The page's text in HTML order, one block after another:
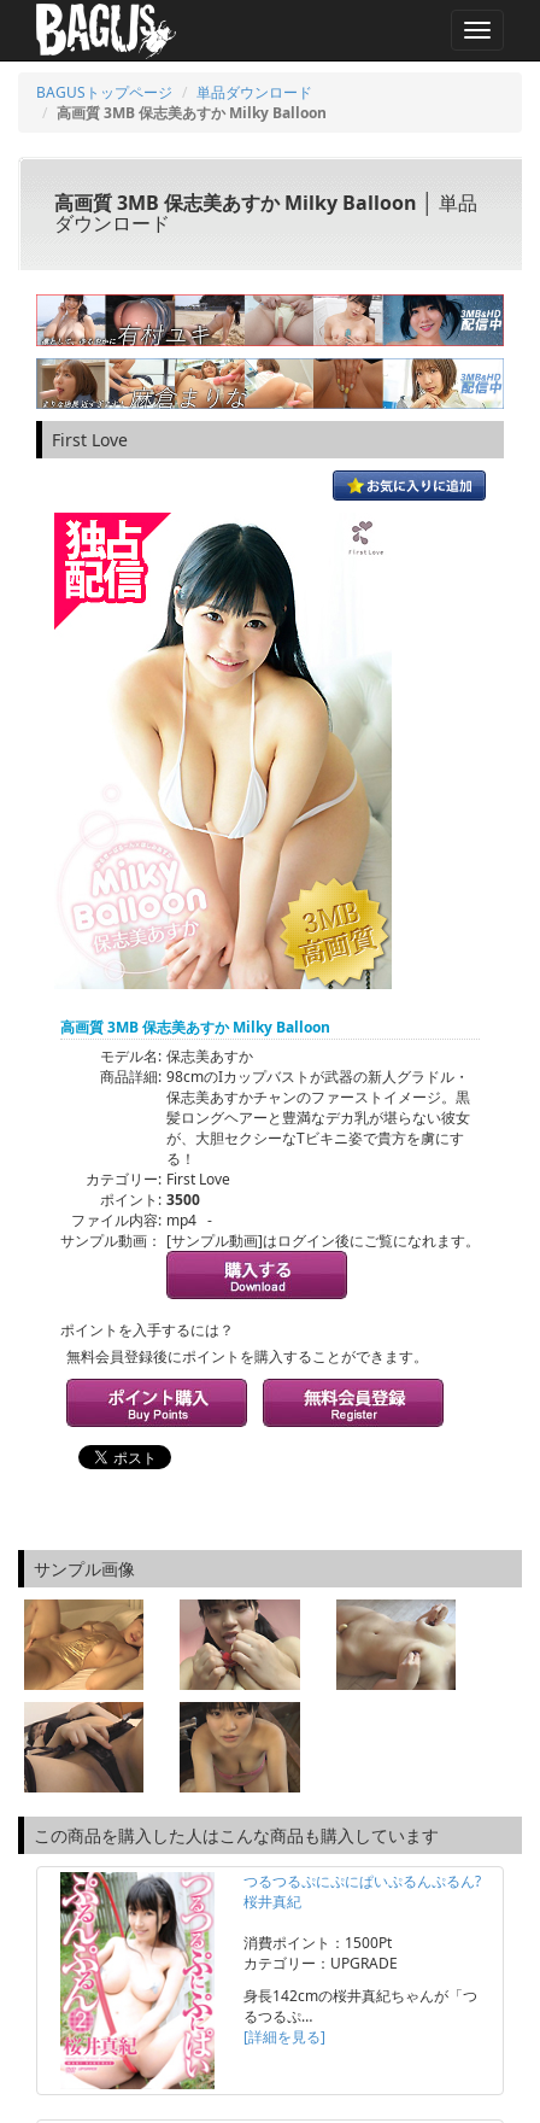
MENU
BAGUSトップページ
単品ダウンロード
高画質 3MB 保志美あすか Milky Balloon
高画質 3MB 保志美あすか Milky Balloon │ 単品
ダウンロード
First Love
高画質 3MB 保志美あすか Milky Balloon
モデル名: 保志美あすか
商品詳細: 98cmのIカップバストが武器の新人グラドル・
保志美あすかチャンのファーストイメージ。黒
髪ロングヘアーと豊満なデカ乳が堪らない彼女
が、大胆セクシーなTビキニ姿で貴方を虜にす
る！
カテゴリー: First Love
ポイント: 3500
ファイル内容: mp4 -
サンプル動画： [サンプル動画]はログイン後にご覧になれます。
ポイントを入手するには？
無料会員登録後にポイントを購入することができます。
サンプル画像
この商品を購入した人はこんな商品も購入しています
つるつるぷにぷにぱいぷるんぷるん?
桜井真紀
消費ポイント：1500Pt
カテゴリー：UPGRADE
身長142cmの桜井真紀ちゃんが「つ
るつるぷ…
[詳細を見る]